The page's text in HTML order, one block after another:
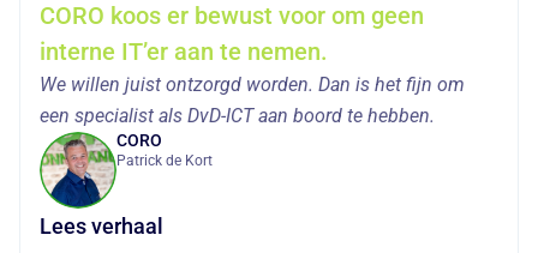
CORO koos er bewust voor om geen
interne IT’er aan te nemen.
We willen juist ontzorgd worden. Dan is het fijn om
een specialist als DvD-ICT aan boord te hebben.
CORO
Patrick de Kort
Lees verhaal